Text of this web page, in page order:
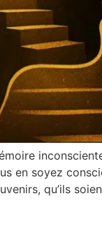
en soyez
qu’ils